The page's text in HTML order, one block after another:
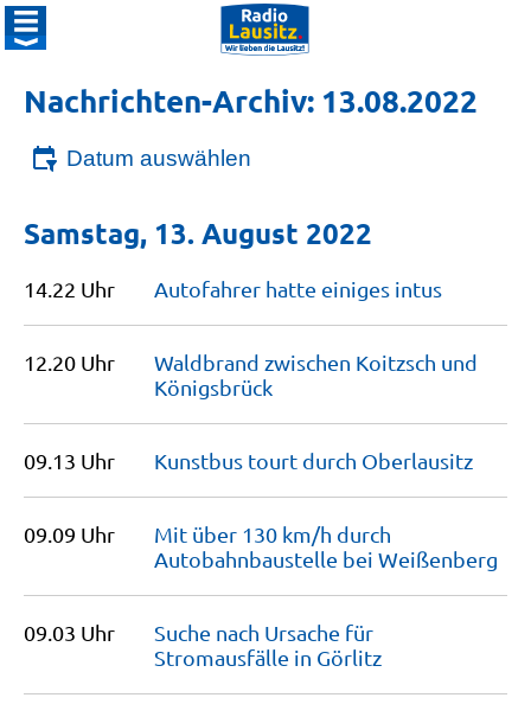
Nachrichten-Archiv: 13.08.2022
Datum auswählen
Samstag, 13. August 2022
14.22 Uhr Autofahrer hatte einiges intus
12.20 Uhr
Waldbrand zwischen Koitzsch und
Königsbrück
09.13 Uhr Kunstbus tourt durch Oberlausitz
09.09 Uhr
Mit über 130 km/h durch
Autobahnbaustelle bei Weißenberg
09.03 Uhr
Suche nach Ursache für
Stromausfälle in Görlitz